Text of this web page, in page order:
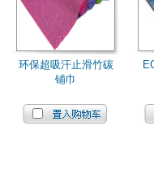
环保超吸汗止滑竹碳
铺巾